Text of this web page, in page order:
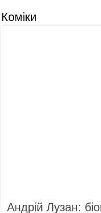
Коміки
Андрій Лузан: